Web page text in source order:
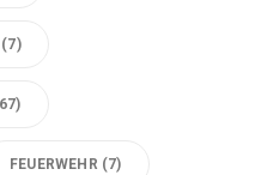
(7)
FEUERWEHR (7)